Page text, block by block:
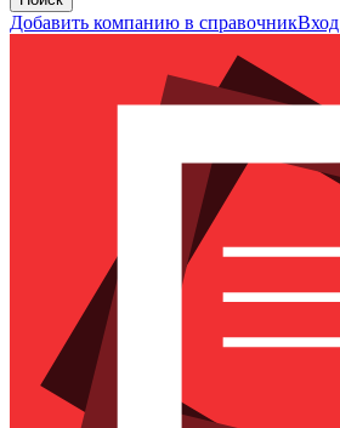
Добавить компанию в справочникВход